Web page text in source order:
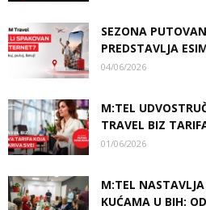
SEZONA
PREDSTAVLJA
04/06/2026
M:TEL
TRAVEL BIZ
01/06/2026
M:TEL
KUĆAMA U BIH: